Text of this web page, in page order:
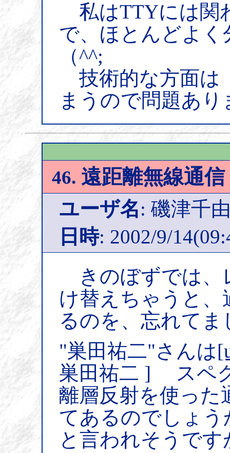
私はTTYには関
で、ほとんどよ
（^^;
技術的な方面は
まうので問題あ
46. 遠距離無線通
ユーザ名: 磯津千
日時: 2002/9/
きのぼずでは、
け替えちゃうと
るのを、忘れてま
"巣田祐二"さんは
巣田祐二 ] スペ
離層反射を使った
てあるのでしょ
と言われそうで